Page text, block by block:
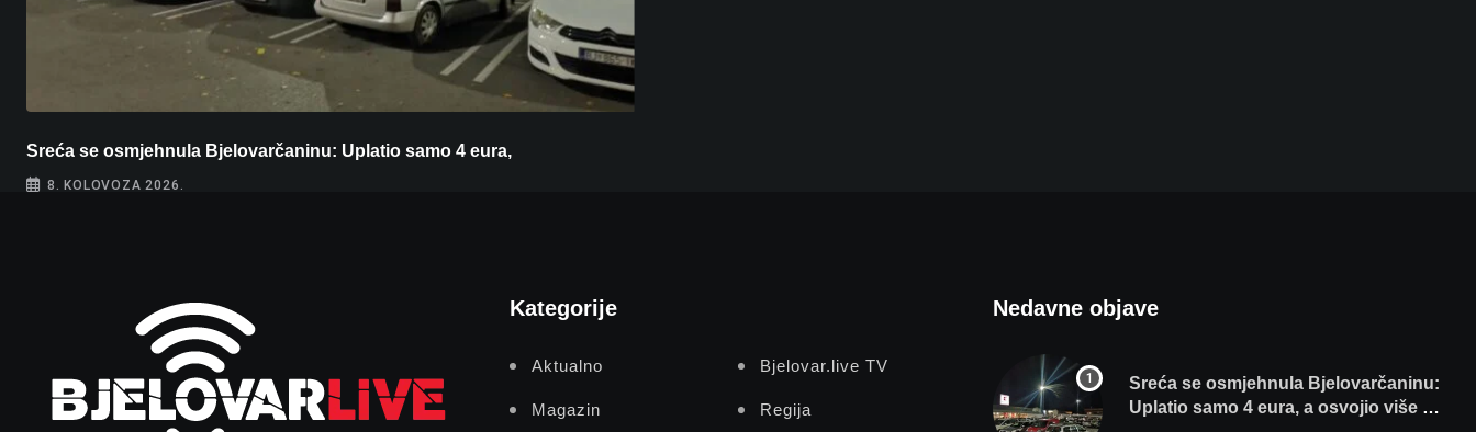
Sreća se osmjehnula Bjelovarčaninu: Uplatio samo 4 eura,
8. KOLOVOZA 2026.
Kategorije
Aktualno Bjelovar.live TV
Magazin Regija
Nedavne objave
Sreća se osmjehnula Bjelovarčaninu:
Uplatio samo 4 eura, a osvojio više od